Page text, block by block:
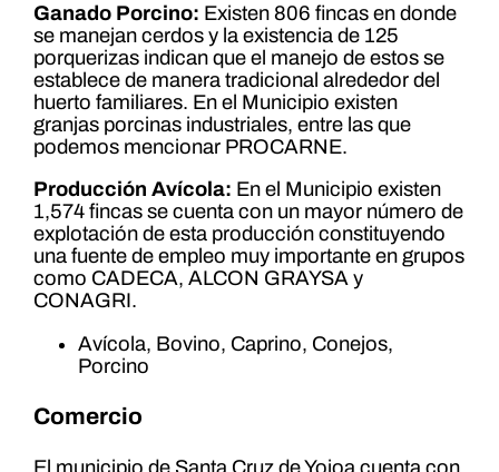
Ganado Porcino: Existen 806 fincas en donde
se manejan cerdos y la existencia de 125
porquerizas indican que el manejo de estos se
establece de manera tradicional alrededor del
huerto familiares. En el Municipio existen
granjas porcinas industriales, entre las que
podemos mencionar PROCARNE.
Producción Avícola: En el Municipio existen
1,574 fincas se cuenta con un mayor número de
explotación de esta producción constituyendo
una fuente de empleo muy importante en grupos
como CADECA, ALCON GRAYSA y
CONAGRI.
Avícola, Bovino, Caprino, Conejos,
Porcino
Comercio
El municipio de Santa Cruz de Yojoa cuenta con